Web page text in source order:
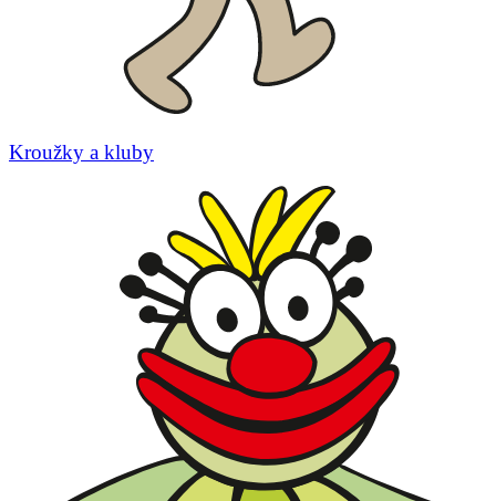
Kroužky a kluby